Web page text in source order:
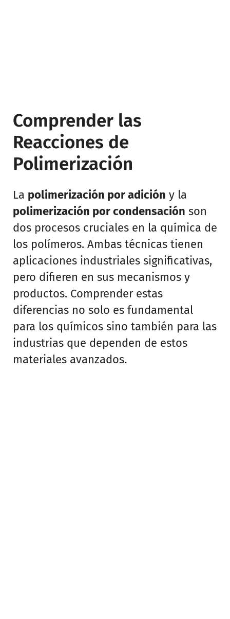
Comprender las
Reacciones de
Polimerización
La polimerización por adición y la
polimerización por condensación son
dos procesos cruciales en la química de
los polímeros. Ambas técnicas tienen
aplicaciones industriales significativas,
pero difieren en sus mecanismos y
productos. Comprender estas
diferencias no solo es fundamental
para los químicos sino también para las
industrias que dependen de estos
materiales avanzados.